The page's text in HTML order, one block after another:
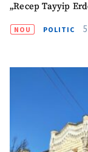
„Recep Tayyip
NOU POLITIC
+
Link +